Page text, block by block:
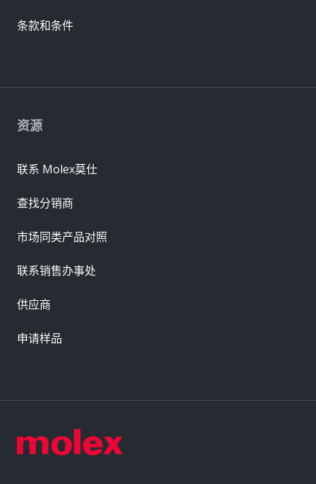
资源
联系 Molex莫仕
查找分销商
市场同类产品对照
联系销售办事处
供应商
申请样品
条款和条件